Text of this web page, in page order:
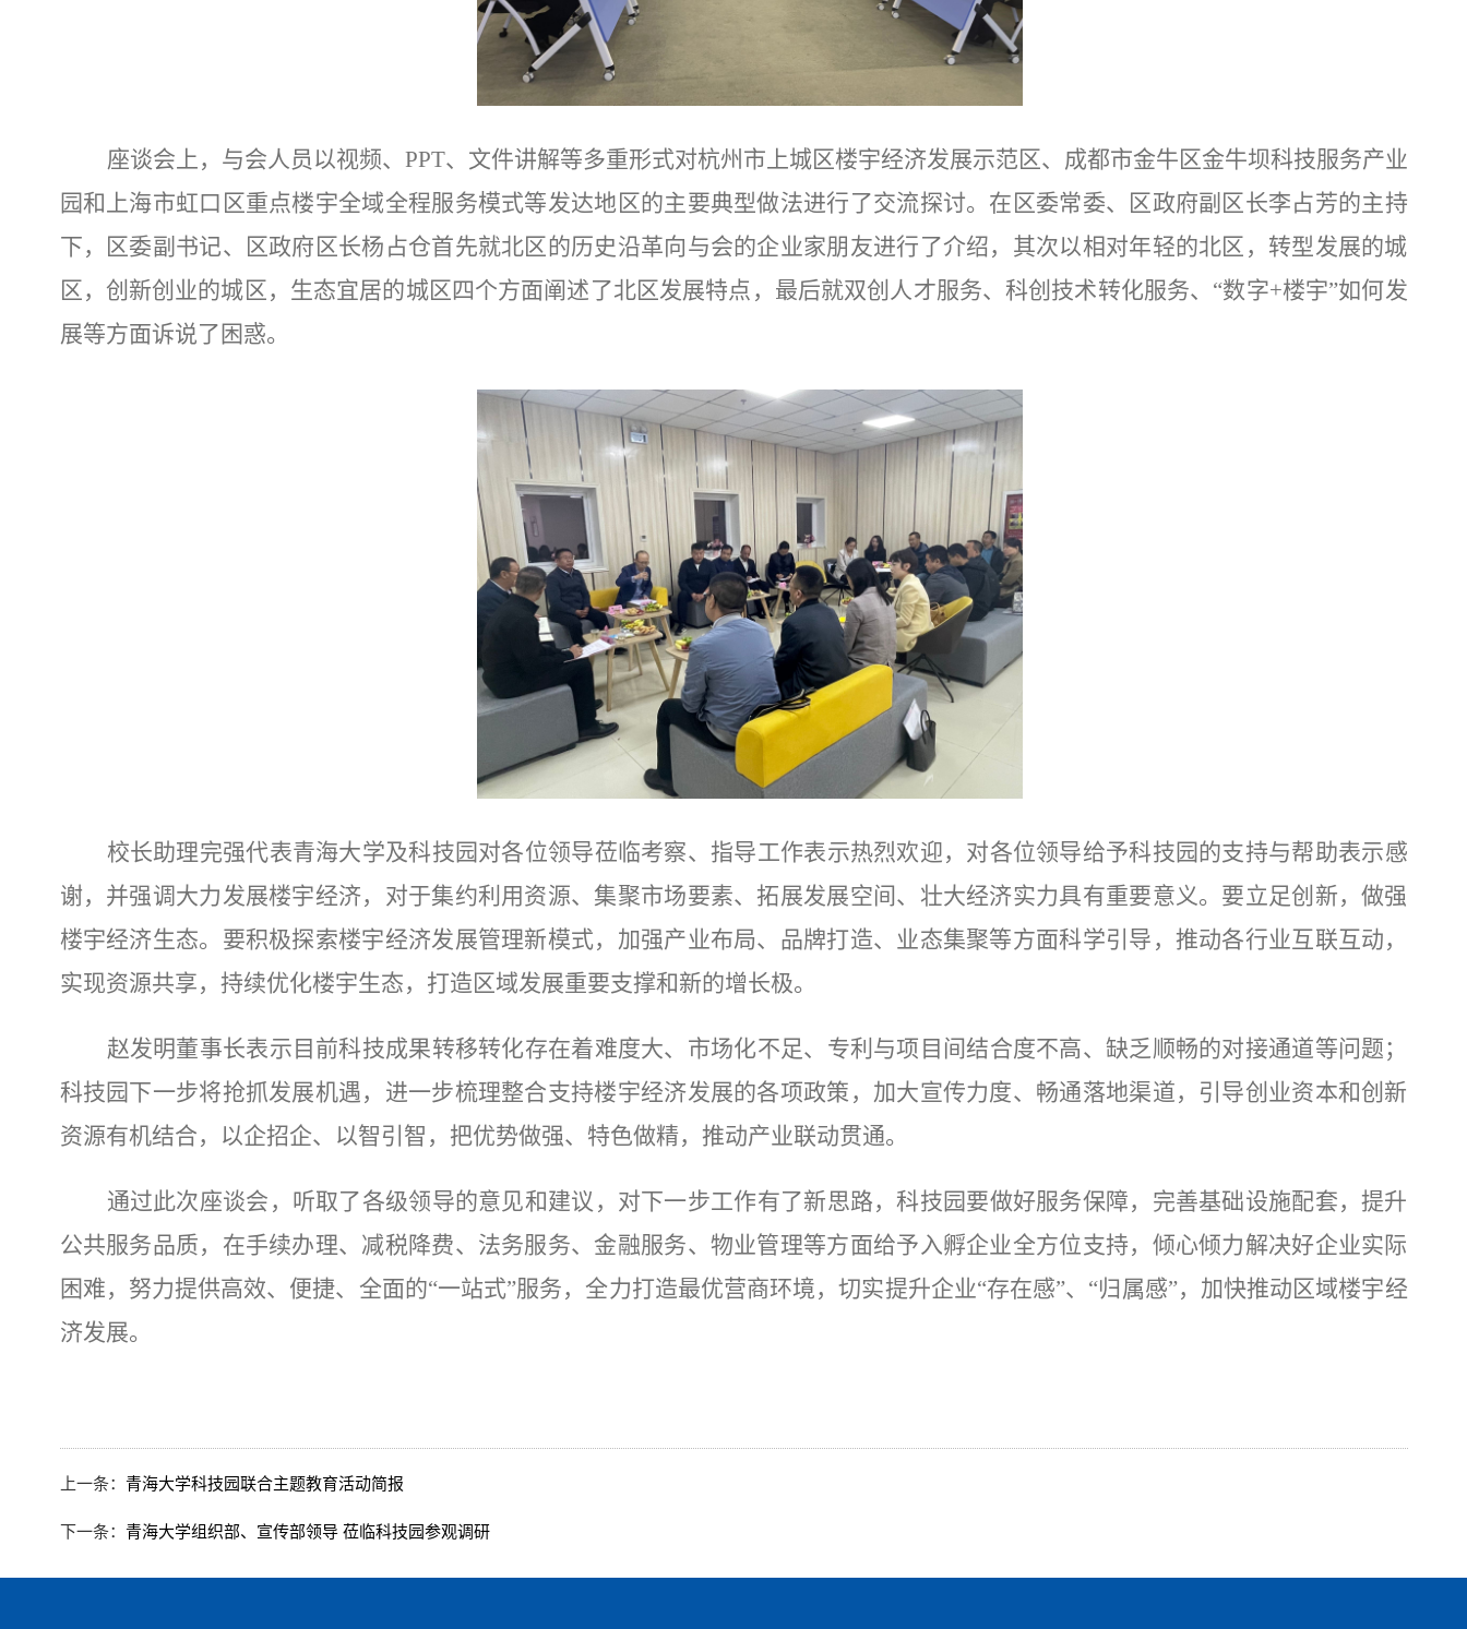
座谈会上，与会人员以视频、 PPT、文件讲解等多重形式对杭州市上城区楼宇经济发展示范区、成都市金牛区金牛坝科技服务产业
园和上海市虹口区重点楼宇全域全程服务模式等发达地区的主要典型做法进行了交流探讨。 在 区委常委、区政府副区长李占芳的主持
下，区委副书记、区政府区长杨占仓首先就北区的历史沿革向与会的企业家朋友进行了介绍，其次以相对年轻的北区，转型发展的城
区，创新创业的城区，生态宜居的城区四个方面阐述了北区发展特点，最后就双创人才服务、科创技术转化服务、 “数字+楼宇”如何发
展等方面诉说了困惑。
校长助理完强代表青海大学及科技园对各位领导莅临考察、指导工作表示热烈欢迎，对各位领导给予科技园的支持与帮助表示感
谢，并强调大力发展楼宇经济，对于集约利用资源、集聚市场要素、拓展发展空间、壮大经济实力具有重要意义。要立足创新，做强
楼宇经济生态。要积极探索楼宇经济发展管理新模式，加强产业布局、品牌打造、业态集聚等方面科学引导，推动各行业互联互动，
实现资源共享，持续优化楼宇生态，打造区域发展重要支撑和新的增长极。
赵发明董事长表示目前科技成果转移转化存在着难度大、市场化不足、专利与项目间结合度不高、缺乏顺畅的对接通道等问题；
科技园下一步将抢抓发展机遇，进一步梳理整合支持楼宇经济发展的各项政策，加大宣传力度、畅通落地渠道，引导创业资本和创新
资源有机结合，以企招企、以智引智，把优势做强、特色做精，推动产业联动贯通。
通过此次座谈会，听取了各级领导的意见和建议，对下一步工作有了新思路，科技园要做好服务保障，完善基础设施配套，提升
公共服务品质，在手续办理、减税降费、法务服务、金融服务、物业管理等方面给予入孵企业全方位支持，倾心倾力解决好企业实际
困难，努力提供高效、便捷、全面的“一站式”服务，全力打造最优营商环境，切实提升企业“存在感”、“归属感”，加快推动区域楼宇经
济发展。
上一条： 青海大学科技园联合主题教育活动简报
下一条： 青海大学组织部、宣传部领导 莅临科技园参观调研